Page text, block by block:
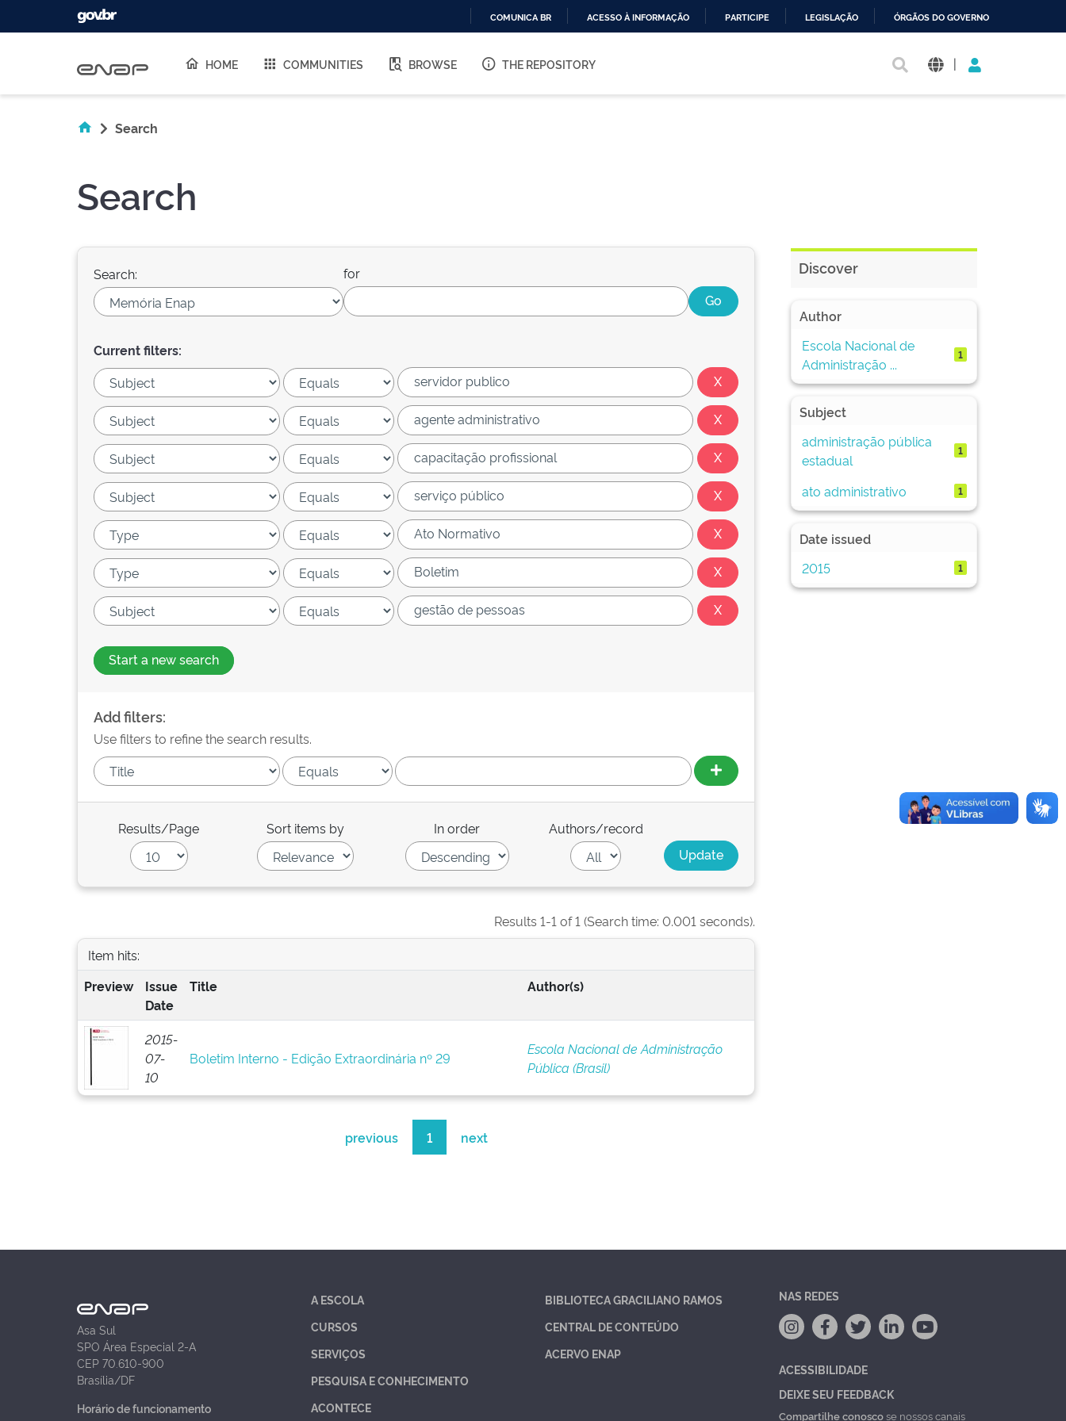
O
COMUNICA BR ACESSO À INFORMAÇÃO PARTICIPE LEGISLAÇÃO ÓRGÃOS DO GOVERNO
HOME COMMUNITIES BROWSE THE REPOSITORY |
Search
Search
Search: for
Current filters:
Start a new search
Add filters:
Use filters to refine the search results.
Results/Page Sort items by In order Authors/record
Results 1-1 of 1 (Search time: 0.001 seconds).
Item hits:
Preview
Issue
Date
Title Author(s)
2015-
07-
10
Boletim Interno - Edição Extraordinária nº 29
Escola Nacional de Administração
Pública (Brasil)
previous 1 next
Discover
Author
Escola Nacional de
Administração ...
1
Subject
administração pública
estadual
1
ato administrativo 1
Date issued
2015
1
Asa Sul
SPO Área Especial 2-A
CEP 70.610-900
Brasília/DF
Horário de funcionamento
A ESCOLA
CURSOS
SERVIÇOS
PESQUISA E CONHECIMENTO
ACONTECE
BIBLIOTECA GRACILIANO RAMOS
CENTRAL DE CONTEÚDO
ACERVO ENAP
NAS REDES
ACESSIBILIDADE
DEIXE SEU FEEDBACK
Compartilhe conoscose nossos canais